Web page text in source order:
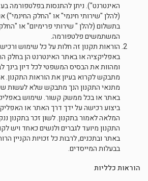
האינטרנט"). ניתן להתנסות בפלטפורמה
(להלן "שירותי חינמי" או "החלק החינמי")
בתשלום (להלן " שירותי פרימיום" או
המשתמשים פלטפורמה.
הוראות תקנון זה חלות על כל שימוש
באפליקציה או באתר האינטרנט הן בחלק
ומהוות את הבסיס המשפטי לכל דיון בינך
מתבקש לקרוא בעיון את הוראות התקנון.
מתנאי התקנון הנך מתבקש שלא לעשות
באתר או בכל ממשק קשור. שימוש
ביצוע רכישה על ידך דרך האתר או
המלאה לאמור בתקנון. לשון זכר בתקנון
התקנון מיועד לגברים ולנשים כאחד ויש
באתר ובתכנים, לרבות כל זכויות הקניין
בבעלות המייסדים.
הוראות כלליות